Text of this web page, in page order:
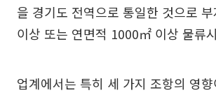
을 경기도 전역으로 통일한 것으로
이상 또는 연면적 1000㎡ 이상 물류
업계에서는 특히 세 가지 조항의 영